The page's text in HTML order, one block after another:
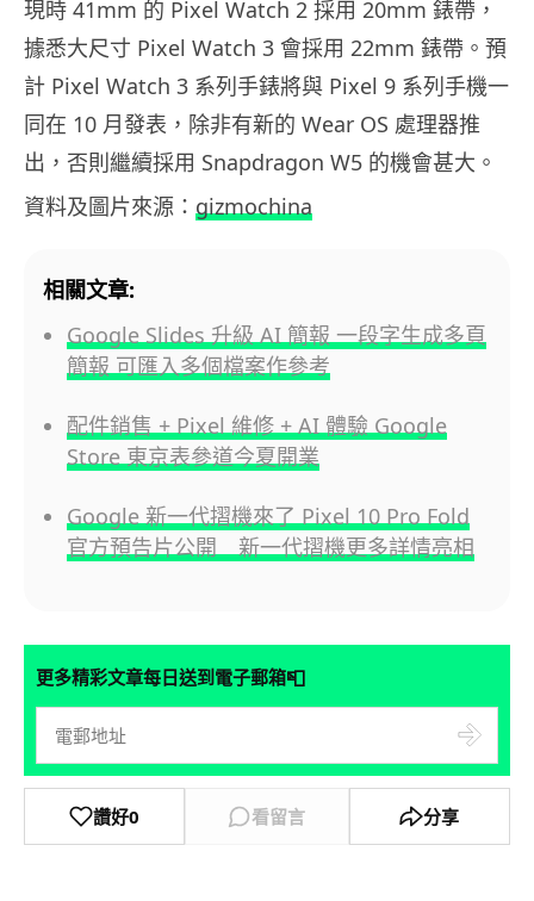
現時 41mm 的 Pixel Watch 2 採用 20mm 錶帶，
據悉大尺寸 Pixel Watch 3 會採用 22mm 錶帶。預
計 Pixel Watch 3 系列手錶將與 Pixel 9 系列手機一
同在 10 月發表，除非有新的 Wear OS 處理器推
出，否則繼續採用 Snapdragon W5 的機會甚大。
資料及圖片來源： gizmochina
相關文章:
Google Slides 升級 AI 簡報 一段字生成多頁
簡報 可匯入多個檔案作參考
配件銷售 + Pixel 維修 + AI 體驗 Google
Store 東京表參道今夏開業
Google 新一代摺機來了 Pixel 10 Pro Fold
官方預告片公開 新一代摺機更多詳情亮相
更多精彩文章每日送到電子郵箱📮
讚好0 看留言 分享